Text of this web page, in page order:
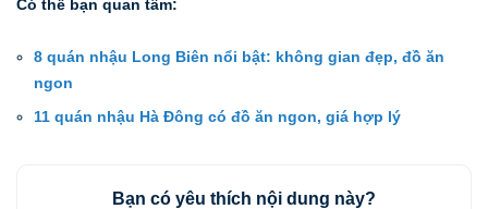
Có thể bạn quan tâm:
8 quán nhậu Long Biên nổi bật: không gian đẹp, đồ ăn
ngon
11 quán nhậu Hà Đông có đồ ăn ngon, giá hợp lý
Bạn có yêu thích nội dung này?